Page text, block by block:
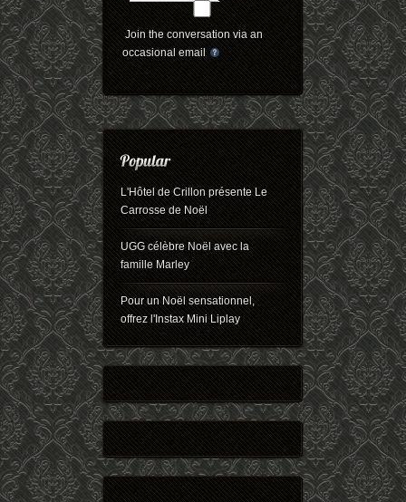
Join the conversation via an
occasional email
L'Hôtel de Crillon présente Le
Carrosse de Noël
UGG célèbre Noël avec la
famille Marley
Pour un Noël sensationnel,
offrez l'Instax Mini Liplay